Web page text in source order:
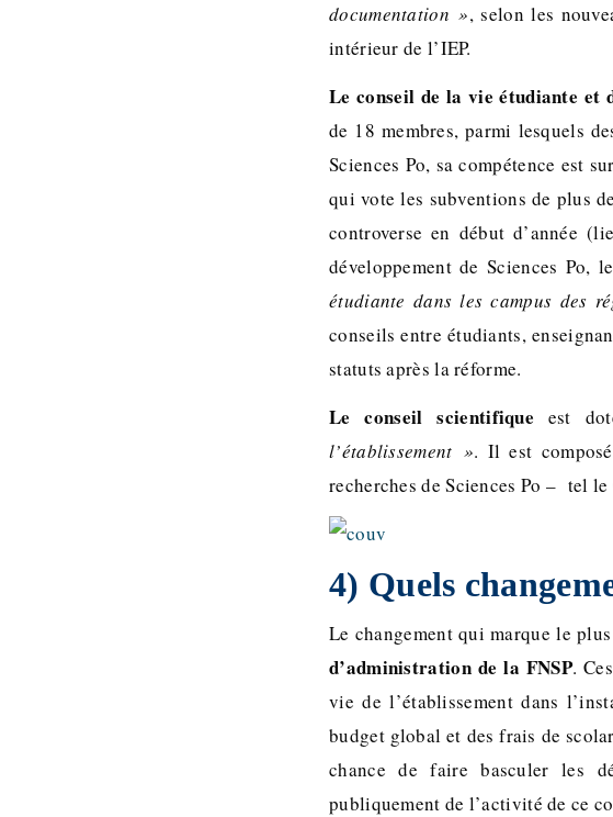
documentation », selon les
intérieur de l’IEP.
Le conseil de la vie étudiante
de 18 membres, parmi lesquels
Sciences Po, sa compétence est
qui vote les subventions de plus
controverse en début d’année
développement de Sciences Po,
étudiante dans les campus des
conseils entre étudiants,
statuts après la réforme.
Le conseil scientifique est
l’établissement ». Il est
recherches de Sciences Po – tel
4) Quels
Le changement qui marque le
d’administration de la FNSP.
vie de l’établissement dans
budget global et des frais de
chance de faire basculer les
publiquement de l’activité de ce